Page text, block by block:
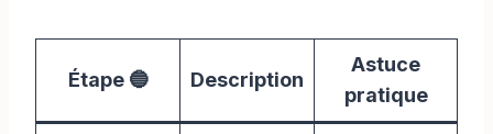
Étape 🔵 Description
Astuce
pratique